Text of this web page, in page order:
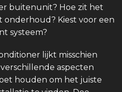
buitenunit? Hoe zit het
onderhoud? Kiest voor een
systeem?
lijkt misschien
aspecten
houden om het juiste